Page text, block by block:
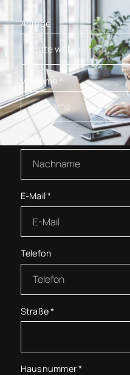
Anrede
Vorname *
Nachname*
E-Mail*
Telefon
Straße*
Hausnummer*